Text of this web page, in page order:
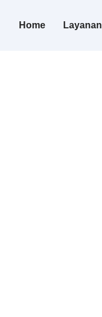
Home Layanan